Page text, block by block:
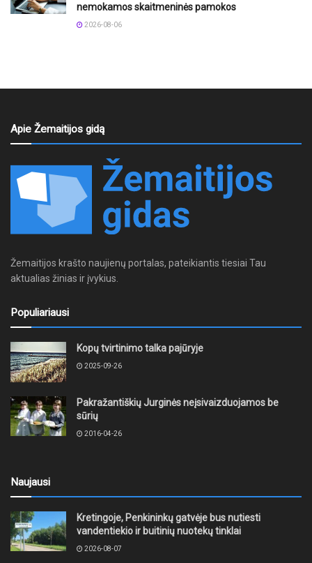
nemokamos skaitmeninės pamokos
2026-08-06
Apie Žemaitijos gidą
Žemaitijos krašto naujienų portalas, pateikiantis tiesiai Tau
aktualias žinias ir įvykius.
Populiariausi
Kopų tvirtinimo talka pajūryje
2025-09-26
Pakražantiškių Jurginės neįsivaizduojamos be
sūrių
2016-04-26
Naujausi
Kretingoje, Penkininkų gatvėje bus nutiesti
vandentiekio ir buitinių nuotekų tinklai
2026-08-07